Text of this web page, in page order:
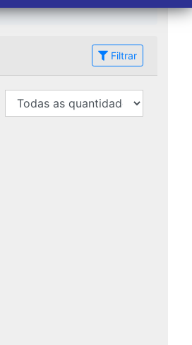
Filtrar